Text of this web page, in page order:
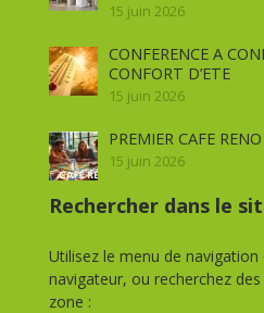
15 juin 2026
CONFERENCE A
CONFORT D’ETE
15 juin 2026
PREMIER CAFE
15 juin 2026
Rechercher dans le
Utilisez le menu de
navigateur, ou recherchez
zone :